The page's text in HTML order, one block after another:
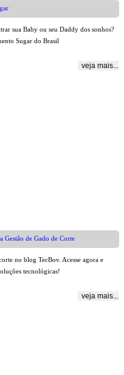
sua Baby ou seu Daddy dos sonhos?
Sugar do Brasil
veja mais...
Gestão de Gado de Corte
no blog TecBov. Acesse agora e
tecnológicas!
veja mais...